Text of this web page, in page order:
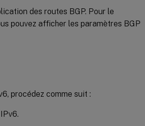
des routes BGP. Pour le
pouvez afficher les paramètres BGP
procédez comme suit :